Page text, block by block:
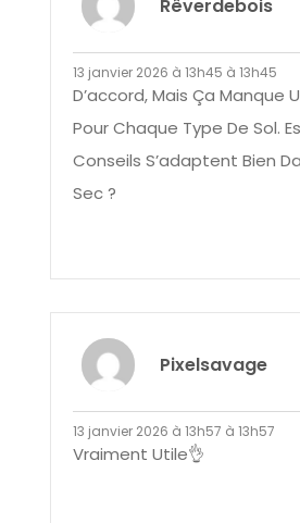
Rêverdebois
13 janvier 2026 à 13h45 à 13h45
D’accord, Mais Ça Manque
Pour Chaque Type De Sol.
Conseils S’adaptent Bien
Sec ?
Pixelsavage
13 janvier 2026 à 13h57 à 13h57
Vraiment Utile👌